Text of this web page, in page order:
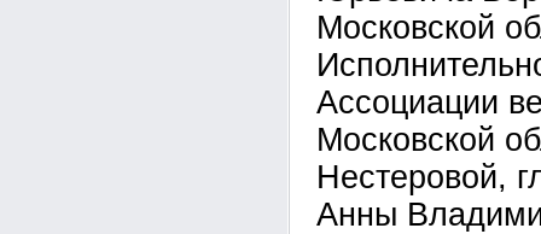
Московской
Ассоциации
Московской
Нестеровой,
Анны